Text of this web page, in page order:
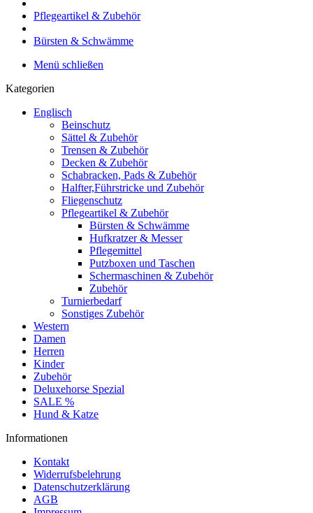
Pflegeartikel & Zubehör
Bürsten & Schwämme
Menü schließen
Kategorien
Englisch
Beinschutz
Sättel & Zubehör
Trensen & Zubehör
Decken & Zubehör
Schabracken, Pads & Zubehör
Halfter,Führstricke und Zubehör
Fliegenschutz
Pflegeartikel & Zubehör
Bürsten & Schwämme
Hufkratzer & Messer
Pflegemittel
Putzboxen und Taschen
Schermaschinen & Zubehör
Zubehör
Turnierbedarf
Sonstiges Zubehör
Western
Damen
Herren
Kinder
Zubehör
Deluxehorse Spezial
SALE %
Hund & Katze
Informationen
Kontakt
Widerrufsbelehrung
Datenschutzerklärung
AGB